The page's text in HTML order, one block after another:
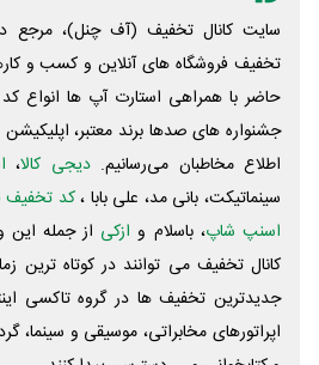
سایت کانال تخفیف (آف چنل)، مرجع
تخفیف فروشگاه های آنلاین و کسب و‌
حاضر با همراهی استارت آپ ها انواع
جشنواره های صدها برند معتبر، اپلیکیشن
اطلاع مخاطبان می‌رسانیم. دیجی کالا،
سینماتیکت، بانی مد، علی‌ بابا ،کد تخفیف
اسنپ شاپ، باسلام و ازکی از جمله
کانال تخفیف می توانند در کوتاه ترین
جدیدترین تخفیف ها در گروه تاکسی
اپراتورهای مخابراتی، موسیقی و سینما،